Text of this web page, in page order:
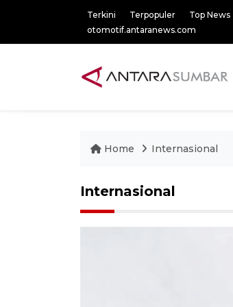
Terkini Terpopuler Top News
otomotif.antaranews.com
Home Internasional
Internasional